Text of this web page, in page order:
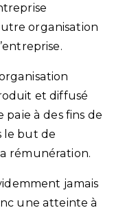
organisation
et diffusé
à des fins de
le but de
rémunération.
jamais
une atteinte à